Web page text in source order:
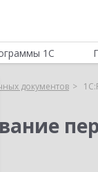
1С
документов